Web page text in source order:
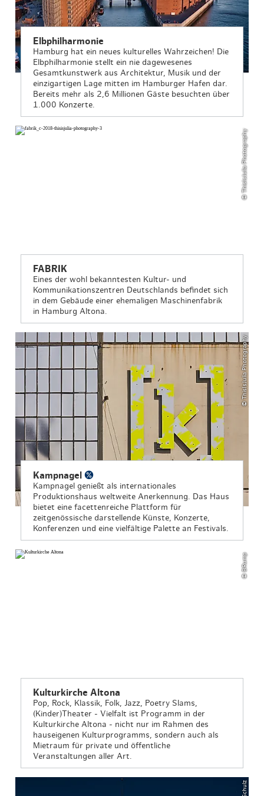
Elbphilharmonie
Hamburg hat ein neues kulturelles Wahrzeichen! Die
Elbphilharmonie stellt ein nie dagewesenes
Gesamtkunstwerk aus Architektur, Musik und der
einzigartigen Lage mitten im Hamburger Hafen dar.
Bereits mehr als 2,6 Millionen Gäste besuchten über
1.000 Konzerte.
© ThisIsJulia Photography
FABRIK
Eines der wohl bekanntesten Kultur- und
Kommunikationszentren Deutschlands befindet sich
in dem Gebäude einer ehemaligen Maschinenfabrik
in Hamburg Altona.
© ThisIsJulia Photography
Kampnagel
Kampnagel genießt als internationales
Produktionshaus weltweite Anerkennung. Das Haus
bietet eine facettenreiche Plattform für
zeitgenössische darstellende Künste, Konzerte,
Konferenzen und eine vielfältige Palette an Festivals.
© BRump
Kulturkirche Altona
Pop, Rock, Klassik, Folk, Jazz, Poetry Slams,
(Kinder)Theater - Vielfalt ist Programm in der
Kulturkirche Altona - nicht nur im Rahmen des
hauseigenen Kulturprogramms, sondern auch als
Mietraum für private und öffentliche
Veranstaltungen aller Art.